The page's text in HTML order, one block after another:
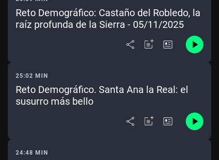
Reto Demográfico: Castaño del Robledo, la
raíz profunda de la Sierra - 05/11/2025
25:02 MIN
Reto Demográfico. Santa Ana la Real: el
susurro más bello
24:48 MIN